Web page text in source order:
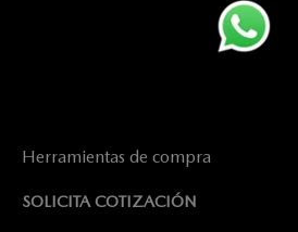
Herramientas de compra
SOLICITA COTIZACIÓN